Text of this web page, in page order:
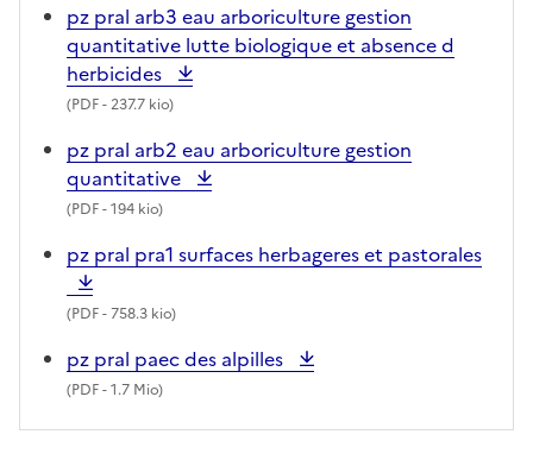
pz pral arb3 eau arboriculture gestion
quantitative lutte biologique et absence d
herbicides
(PDF- 237.7 kio)
pz pral arb2 eau arboriculture gestion
quantitative
(PDF- 194 kio)
pz pral pra1 surfaces herbageres et pastorales
(PDF- 758.3 kio)
pz pral paec des alpilles
(PDF- 1.7 Mio)